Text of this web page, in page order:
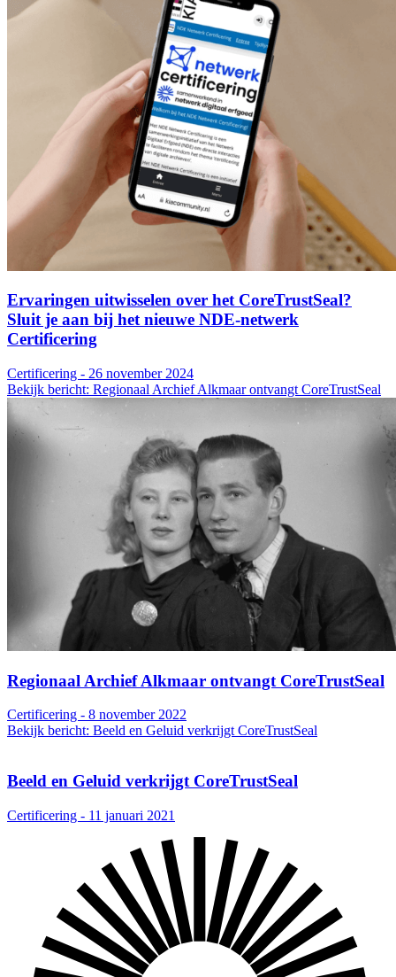
Ervaringen uitwisselen over het CoreTrustSeal?
Sluit je aan bij het nieuwe NDE-netwerk
Certificering
Certificering - 26 november 2024
Bekijk bericht: Regionaal Archief Alkmaar ontvangt CoreTrustSeal
Regionaal Archief Alkmaar ontvangt CoreTrustSeal
Certificering - 8 november 2022
Bekijk bericht: Beeld en Geluid verkrijgt CoreTrustSeal
Beeld en Geluid verkrijgt CoreTrustSeal
Certificering - 11 januari 2021